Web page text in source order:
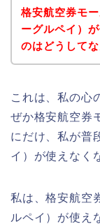
格安航空券モ
ーグルペイ）
のはどうして
これは、私の心
ぜか格安航空券
にだけ、私が普
イ）が使えなく
私は、格安航空
ルペイ）が使え